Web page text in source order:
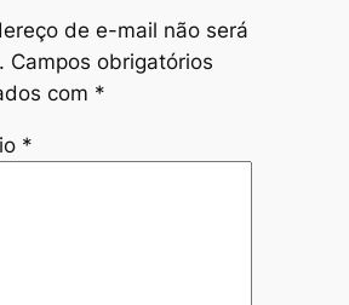
de e-mail não será
Campos obrigatórios
com *
*